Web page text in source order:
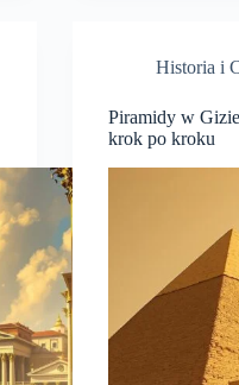
Historia i
Piramidy w
krok po kroku